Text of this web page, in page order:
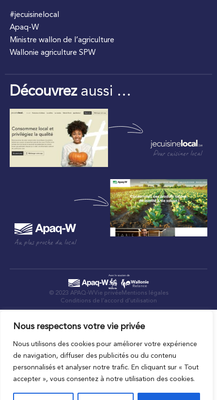
Nous respectons votre vie privée
Nous utilisons des cookies pour améliorer votre expérience
de navigation, diffuser des publicités ou du contenu
personnalisés et analyser notre trafic. En cliquant sur « Tout
accepter », vous consentez à notre utilisation des cookies.
#jecuisinelocal
Apaq-W
Ministre wallon de l’agriculture
Wallonie agriculture SPW
Découvrezaussi …
Pour cuisiner local
Au plus proche du local
© 2023 APAQ-WVie privée Mentions légales
Conditions de l’accord d’utilisation